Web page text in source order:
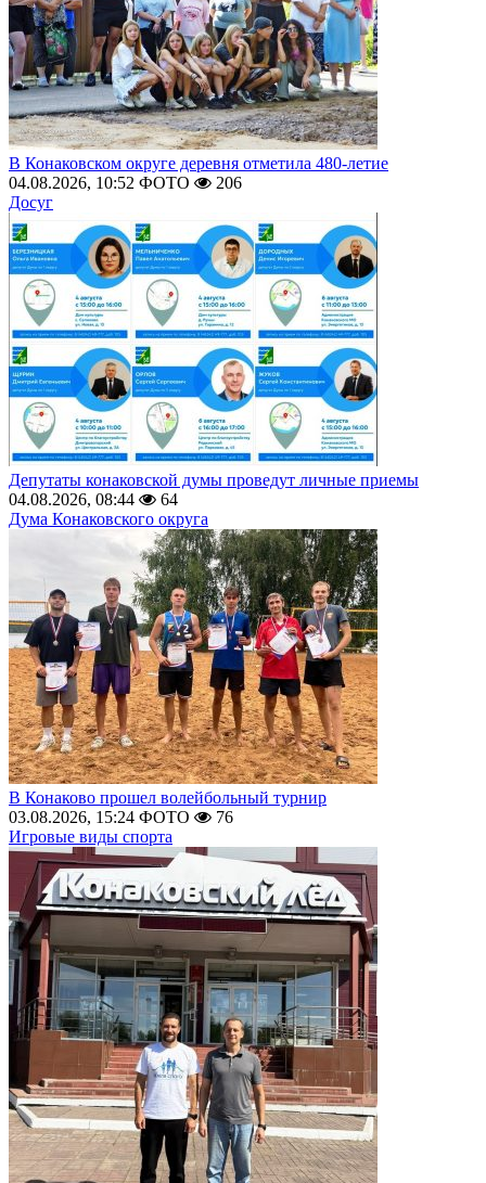
В Конаковском округе деревня отметила 480-летие
04.08.2026, 10:52 ФОТО
206
Досуг
Депутаты конаковской думы проведут личные приемы
04.08.2026, 08:44
64
Дума Конаковского округа
В Конаково прошел волейбольный турнир
03.08.2026, 15:24 ФОТО
76
Игровые виды спорта